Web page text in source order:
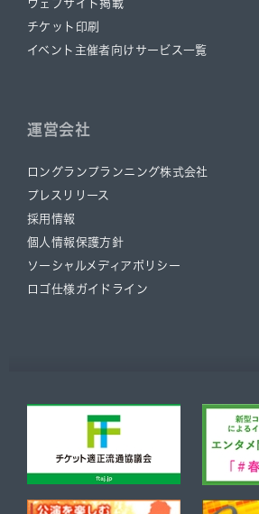
ウェブサイト掲載
チケット印刷
イベント主催者向けサービス一覧
運営会社
ロングランプランニング株式会社
プレスリリース
採用情報
個人情報保護方針
ソーシャルメディアポリシー
ロゴ仕様ガイドライン